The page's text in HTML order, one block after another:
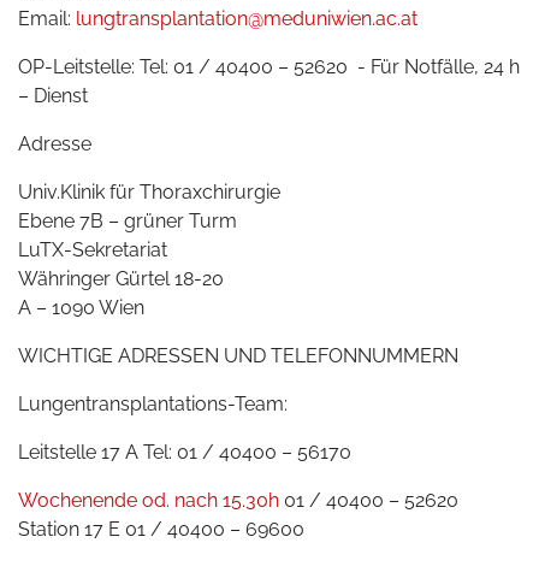
Email: lungtransplantation@meduniwien.ac.at
OP-Leitstelle: Tel: 01 / 40400 – 52620 - Für Notfälle, 24 h
– Dienst
Adresse
Univ.Klinik für Thoraxchirurgie
Ebene 7B – grüner Turm
LuTX-Sekretariat
Währinger Gürtel 18-20
A – 1090 Wien
WICHTIGE ADRESSEN UND TELEFONNUMMERN
Lungentransplantations-Team:
Leitstelle 17 A Tel: 01 / 40400 – 56170
Wochenende od. nach 15.30h 01 / 40400 – 52620
Station 17 E 01 / 40400 – 69600